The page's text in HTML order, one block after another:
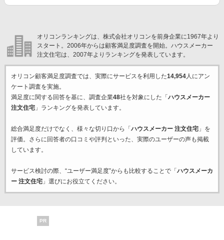
オリコンランキングは、株式会社オリコンを前身企業に1967年より
スタート。2006年からは顧客満足度調査を開始。ハウスメーカー
注文住宅は、2007年よりランキングを発表しています。
オリコン顧客満足度調査では、実際にサービスを利用した14,954人にアン
ケート調査を実施。
満足度に関する回答を基に、調査企業48社を対象にした「 ハウスメーカー
注文住宅」ランキングを発表しています。
総合満足度だけでなく、様々な切り口から「 ハウスメーカー 注文住宅」を
評価。さらに回答者の口コミや評判といった、実際のユーザーの声も掲載
しています。
サービス検討の際、“ユーザー満足度”からも比較することで「 ハウスメーカ
ー 注文住宅」選びにお役立てください。
PR